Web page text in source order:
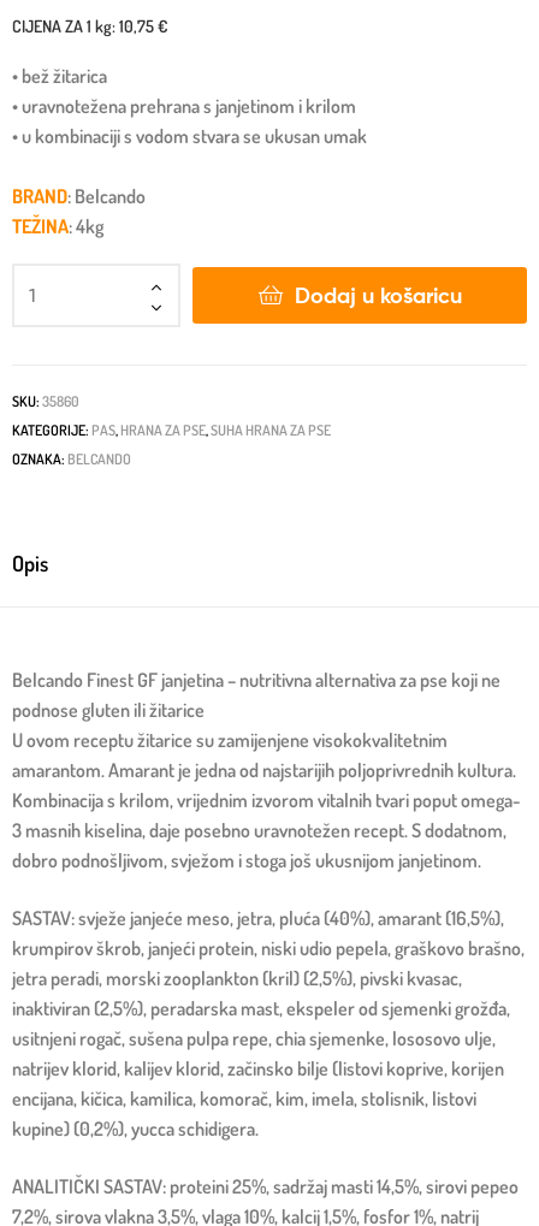
CIJENA ZA1 kg:10,75 €
• bež žitarica
• uravnotežena prehrana s janjetinom i krilom
• u kombinaciji s vodom stvara se ukusan umak
BRAND: Belcando
TEŽINA: 4kg
Dodaj u košaricu
SKU: 35860
KATEGORIJE: PAS, HRANA ZA PSE,SUHA HRANA ZA PSE
OZNAKA: BELCANDO
Opis
Belcando Finest GF janjetina – nutritivna alternativa za pse koji ne
podnose gluten ili žitarice
U ovom receptu žitarice su zamijenjene visokokvalitetnim
amarantom. Amarant je jedna od najstarijih poljoprivrednih kultura.
Kombinacija s krilom, vrijednim izvorom vitalnih tvari poput omega-
3 masnih kiselina, daje posebno uravnotežen recept. S dodatnom,
dobro podnošljivom, svježom i stoga još ukusnijom janjetinom.
SASTAV: svježe janjeće meso, jetra, pluća (40%), amarant (16,5%),
krumpirov škrob, janjeći protein, niski udio pepela, graškovo brašno,
jetra peradi, morski zooplankton (kril) (2,5%), pivski kvasac,
inaktiviran (2,5%), peradarska mast, ekspeler od sjemenki grožđa,
usitnjeni rogač, sušena pulpa repe, chia sjemenke, lososovo ulje,
natrijev klorid, kalijev klorid, začinsko bilje (listovi koprive, korijen
encijana, kičica, kamilica, komorač, kim, imela, stolisnik, listovi
kupine) (0,2%), yucca schidigera.
ANALITIČKI SASTAV: proteini 25%, sadržaj masti 14,5%, sirovi pepeo
7,2%, sirova vlakna 3,5%, vlaga 10%, kalcij 1,5%, fosfor 1%, natrij